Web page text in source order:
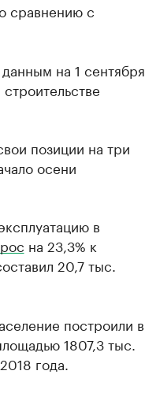
сравнению с
на 1 сентября
позиции на три
осени
в
на 23,3% к
20,7 тыс.
построили в
1807,3 тыс.
года.